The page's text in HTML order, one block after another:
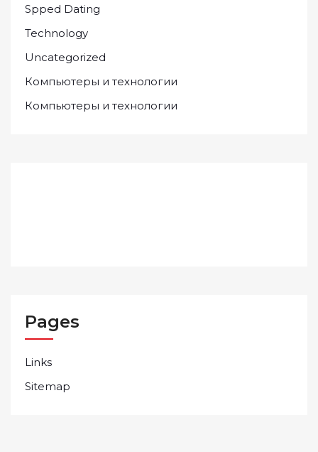
Spped Dating
Technology
Uncategorized
Компьютеры и технологии
Компьютеры и технологии
Pages
Links
Sitemap